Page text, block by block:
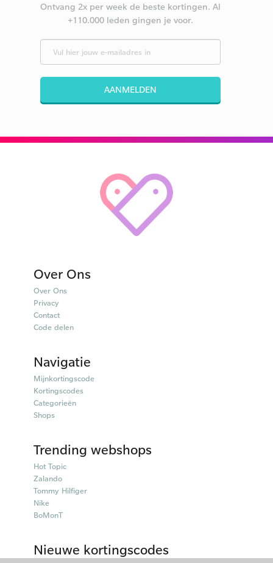
Ontvang 2x per week de beste kortingen. Al
+110.000 leden gingen je voor.
AANMELDEN
Over Ons
Over Ons
Privacy
Contact
Code delen
Navigatie
Mijnkortingscode
Kortingscodes
Categorieën
Shops
Trending webshops
Hot Topic
Zalando
Tommy Hilfiger
Nike
BoMonT
Nieuwe kortingscodes